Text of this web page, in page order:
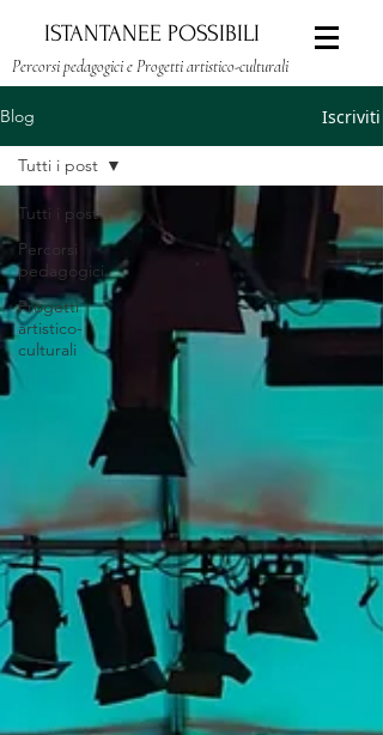
ISTANTANEE POSSIBILI
Percorsi pedagogici e Progetti artistico-culturali
Blog Iscriviti
Tutti i post
Percorsi
pedagogici
Progetti
artistico-
culturali
Tutti i post